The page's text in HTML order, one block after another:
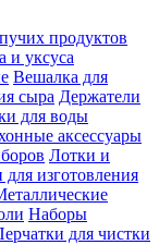
продуктов
и уксуса
Вешалка для
сыра Держатели
для воды
аксессуары
Лотки и
изготовления
Наборы
для чистки